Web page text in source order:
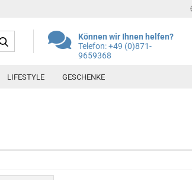
Können wir Ihnen helfen?
Telefon: +49 (0)871-
9659368
LIFESTYLE GESCHENKE